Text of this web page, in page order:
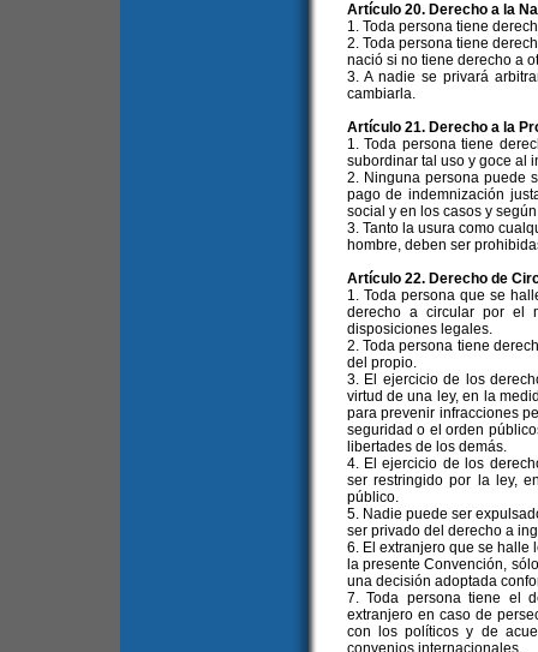
Artículo 20. Derecho a la
1. Toda persona tiene
2. Toda persona tiene
nació si no tiene derecho a
3. A nadie se privará
cambiarla.
Artículo 21. Derecho a la
1. Toda persona tiene
subordinar tal uso y goce al
2. Ninguna persona puede
pago de indemnización
social y en los casos y
3. Tanto la usura como
hombre, deben ser
Artículo 22. Derecho de
1. Toda persona que se
derecho a circular por el
disposiciones legales.
2. Toda persona tiene
del propio.
3. El ejercicio de los
virtud de una ley, en la
para prevenir infracciones
seguridad o el orden
libertades de los demás.
4. El ejercicio de los
ser restringido por la ley,
público.
5. Nadie puede ser
ser privado del derecho a
6. El extranjero que se halle
la presente Convención,
una decisión adoptada
7. Toda persona tiene el
extranjero en caso de
con los políticos y de
convenios internacionales.